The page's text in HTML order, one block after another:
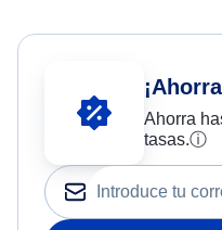
Ahorra
tasas.ⓘ